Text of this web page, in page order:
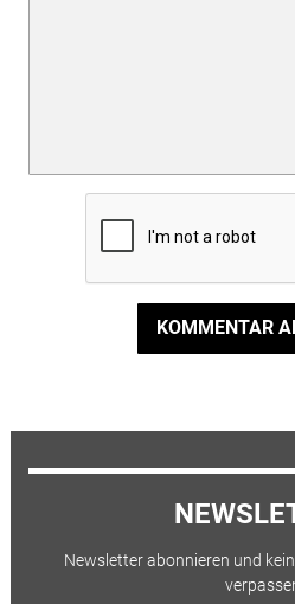
KOMMENTAR
Newsletter abonnieren und